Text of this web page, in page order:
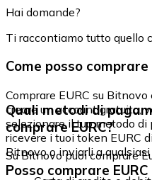
Hai domande?
Ti raccontiamo tutto quello
Come posso
Comprare EURC su
creare un account gratuito,
selezionare il tuo metodo
ricevere i tuoi token EURC
Bitnovo o inviarli a
Quali metodi di
comprare EURC?
Su Bitnovo puoi comprare
Posso comprare